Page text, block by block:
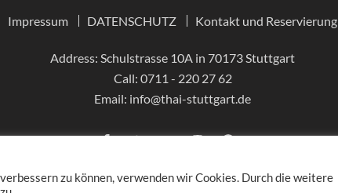
Impressum DATENSCHUTZ Kontakt und Reservierung
Address: Schulstrasse 10A in 70173 Stuttgart
Call: 0711 - 220 27 62
Email: info@thai-stuttgart.de
zu können, verwenden wir Cookies. Durch die weitere